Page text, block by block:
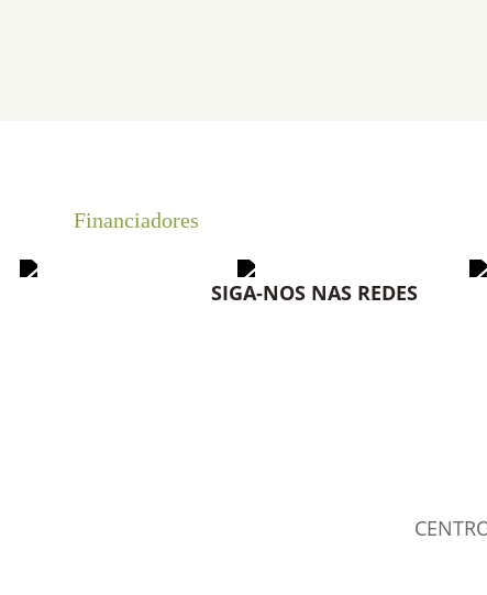
Financiadores
SIGA-NOS NAS REDES